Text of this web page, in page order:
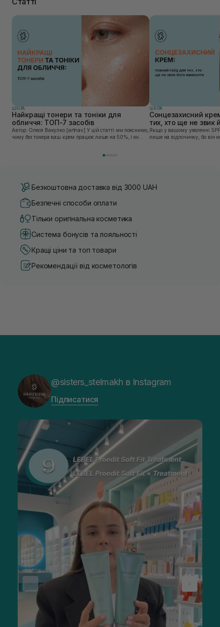
ШКIРА
Найкращі тонери та тоніки для
обличчя: ТОП-7 засобів
Автор: Олеся Вакулко [artnav] У цій статті ми пояснимо,
чому без тонера ваш крем працює лише на 50%, і як
ШКIРА
Сонцезахисний
тих, хто ще не звик
Якщо у вашому уявленні
лише на відпочинку, бо він
Безкоштовна доставка від 3000 UAH
Безпечні способи оплати
Тільки оригінальна косметика
Система бонусів та лояльності
Кращі ціни та топ товари
Рекомендації від косметологів
@sisters_stelmakh в Instagram
Підписатися